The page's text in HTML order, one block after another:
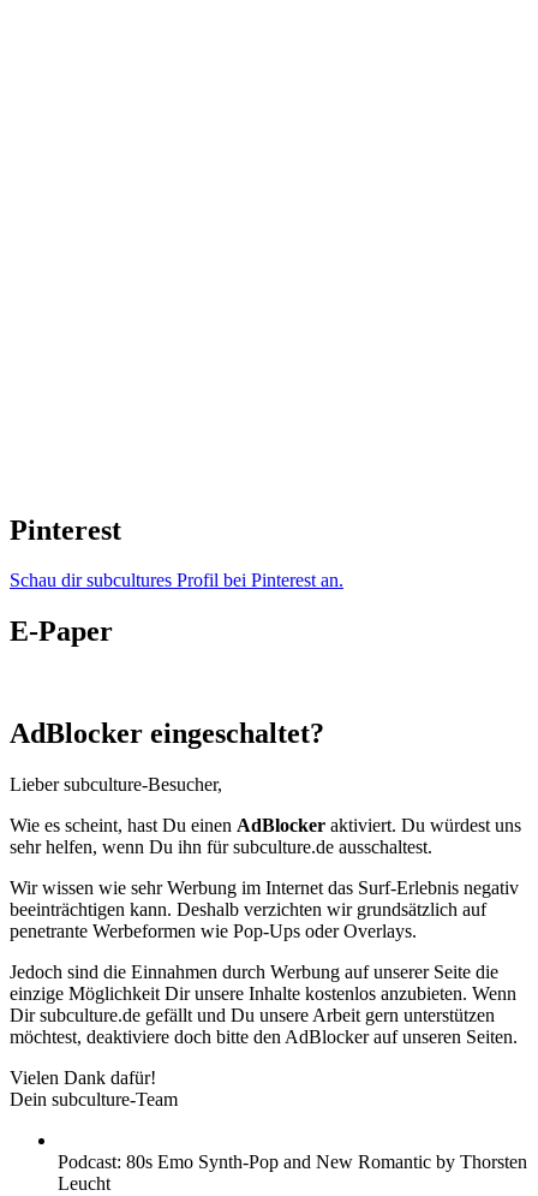
Pinterest
Schau dir subcultures Profil bei Pinterest an.
E-Paper
AdBlocker eingeschaltet?
Lieber subculture-Besucher,
Wie es scheint, hast Du einen AdBlocker aktiviert. Du würdest uns
sehr helfen, wenn Du ihn für subculture.de ausschaltest.
Wir wissen wie sehr Werbung im Internet das Surf-Erlebnis negativ
beeinträchtigen kann. Deshalb verzichten wir grundsätzlich auf
penetrante Werbeformen wie Pop-Ups oder Overlays.
Jedoch sind die Einnahmen durch Werbung auf unserer Seite die
einzige Möglichkeit Dir unsere Inhalte kostenlos anzubieten. Wenn
Dir subculture.de gefällt und Du unsere Arbeit gern unterstützen
möchtest, deaktiviere doch bitte den AdBlocker auf unseren Seiten.
Vielen Dank dafür!
Dein subculture-Team
Podcast: 80s Emo Synth-Pop and New Romantic by Thorsten
Leucht